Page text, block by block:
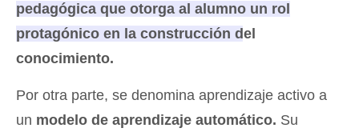
pedagógica que otorga al alumno un rol
protagónico en la construcción del
conocimiento.
Por otra parte, se denomina aprendizaje activo a
un modelo de aprendizaje automático. Su